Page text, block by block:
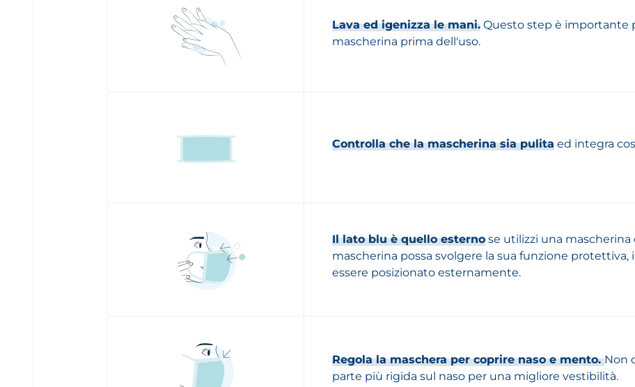
Lava ed igenizza le mani.Questo step è importante
mascherina prima dell'uso.
Controlla che la mascherina sia pulitaed integra
Il lato blu è quello esternose utilizzi una mascherina
mascherina possa svolgere la sua funzione protettiva,
essere posizionato esternamente.
Regola la maschera per coprire naso e mento.Non
parte più rigida sul naso per una migliore vestibilità.